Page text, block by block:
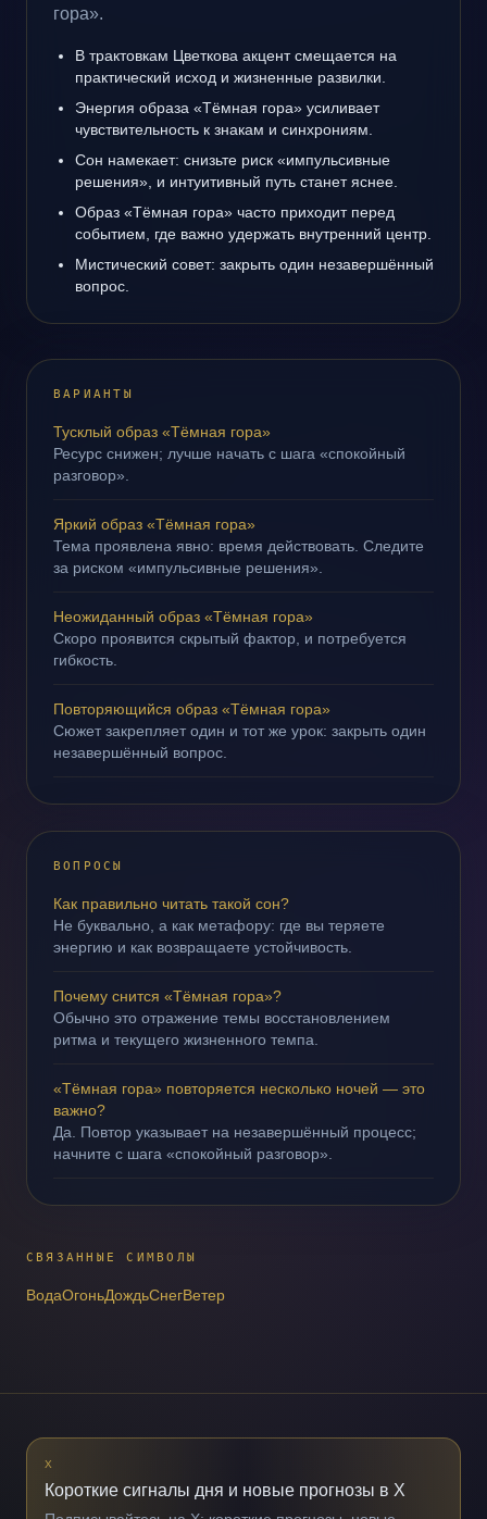
гора».
В трактовкам Цветкова акцент смещается на
практический исход и жизненные развилки.
Энергия образа «Тёмная гора» усиливает
чувствительность к знакам и синхрониям.
Сон намекает: снизьте риск «импульсивные
решения», и интуитивный путь станет яснее.
Образ «Тёмная гора» часто приходит перед
событием, где важно удержать внутренний центр.
Мистический совет: закрыть один незавершённый
вопрос.
ВАРИАНТЫ
Тусклый образ «Тёмная гора»
Ресурс снижен; лучше начать с шага «спокойный
разговор».
Яркий образ «Тёмная гора»
Тема проявлена явно: время действовать. Следите
за риском «импульсивные решения».
Неожиданный образ «Тёмная гора»
Скоро проявится скрытый фактор, и потребуется
гибкость.
Повторяющийся образ «Тёмная гора»
Сюжет закрепляет один и тот же урок: закрыть один
незавершённый вопрос.
ВОПРОСЫ
Как правильно читать такой сон?
Не буквально, а как метафору: где вы теряете
энергию и как возвращаете устойчивость.
Почему снится «Тёмная гора»?
Обычно это отражение темы восстановлением
ритма и текущего жизненного темпа.
«Тёмная гора» повторяется несколько ночей — это
важно?
Да. Повтор указывает на незавершённый процесс;
начните с шага «спокойный разговор».
СВЯЗАННЫЕ СИМВОЛЫ
ВодаОгоньДождьСнегВетер
X
Короткие сигналы дня и новые прогнозы в X